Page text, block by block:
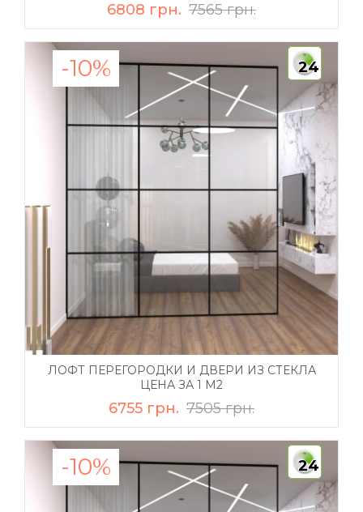
6808 грн. 7565 грн.
-10% 24
ЛОФТ ПЕРЕГОРОДКИ И ДВЕРИ ИЗ СТЕКЛА
ЦЕНА ЗА 1 М2
6755 грн. 7505 грн.
-10% 24